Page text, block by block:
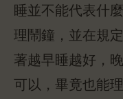
睡並不能代表什
理鬧鐘，並在規
著越早睡越好，
可以，畢竟也能